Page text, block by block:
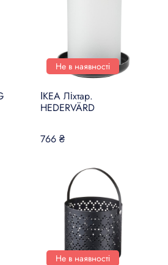
Не в наявності
ІКЕА Ліхтар.
HEDERVÄRD
766 ₴
Не в наявності